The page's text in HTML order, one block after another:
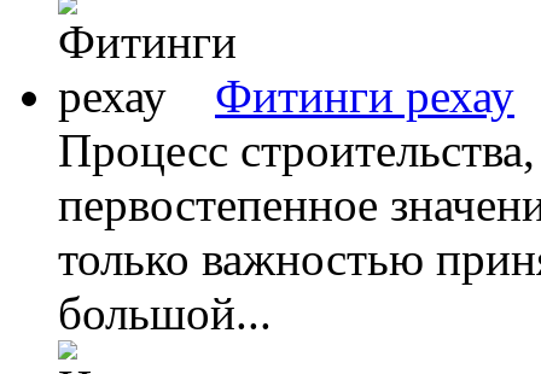
Фитинги рехау
Процесс
первостепенное
только важностью
большой...